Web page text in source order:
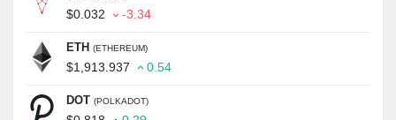
$0.032 -3.34
ETH (ETHEREUM)
$1,913.937 0.54
DOT (POLKADOT)